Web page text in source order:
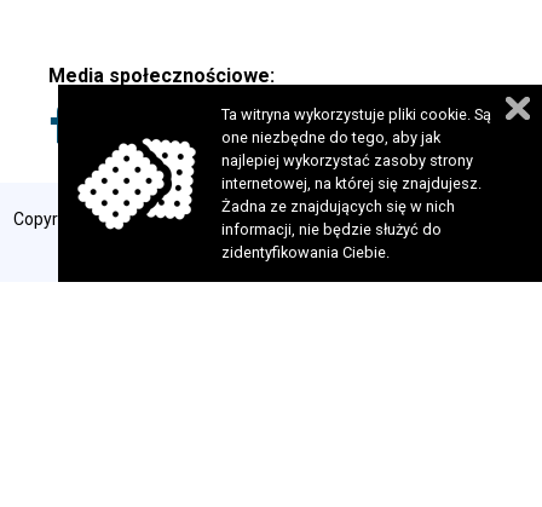
Media społecznościowe:
Copyright 2024 © Fundacja Szansa dla Niewidomych. Wszelkie prawa
zastrzeżone. Realizacja:
perfekcyjneStrony.pl
Ta witryna wykorzystuje pliki cookie. Są
one niezbędne do tego, aby jak
najlepiej wykorzystać zasoby strony
internetowej, na której się znajdujesz.
Żadna ze znajdujących się w nich
informacji, nie będzie służyć do
zidentyfikowania Ciebie.